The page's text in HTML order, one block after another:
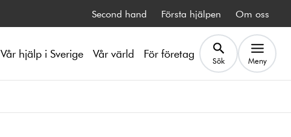
Second hand Första hjälpen Om oss
Vår hjälp i Sverige Vår värld För företag Sök Meny